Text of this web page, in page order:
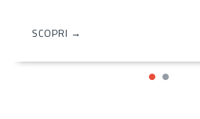
SCOPRI →